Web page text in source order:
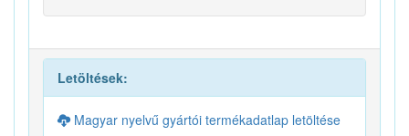
Letöltések:
Magyar nyelvű gyártói termékadatlap letöltése